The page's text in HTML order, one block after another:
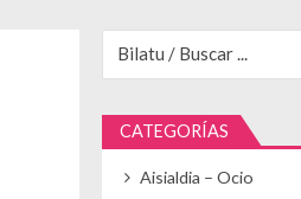
CATEGORÍAS
Aisialdia – Ocio